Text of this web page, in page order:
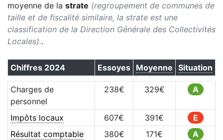
moyenne de la strate (regroupement de communes de
taille et de fiscalité similaire, la strate est une
classification de la Direction Générale des Collectivités
Locales)..
Chiffres 2024 Essoyes Moyenne Situation
Charges de
personnel
238€ 329€ A
Impôts locaux 607€ 391€
E
Résultat comptable
380€ 171€ A